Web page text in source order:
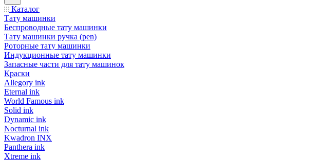
Каталог
Тату машинки
Беспроводные тату машинки
Тату машинки ручка (pen)
Роторные тату машинки
Индукционные тату машинки
Запасные части для тату машинок
Краски
Allegory ink
Eternal ink
World Famous ink
Solid ink
Dynamic ink
Nocturnal ink
Kwadron INX
Panthera ink
Xtreme ink